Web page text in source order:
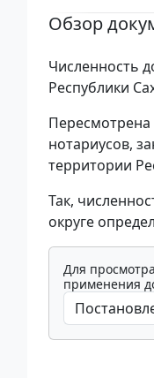
Обзор
Численность
Республики
Пересмотрена
нотариусов,
территории
Так,
округе
Для
применения